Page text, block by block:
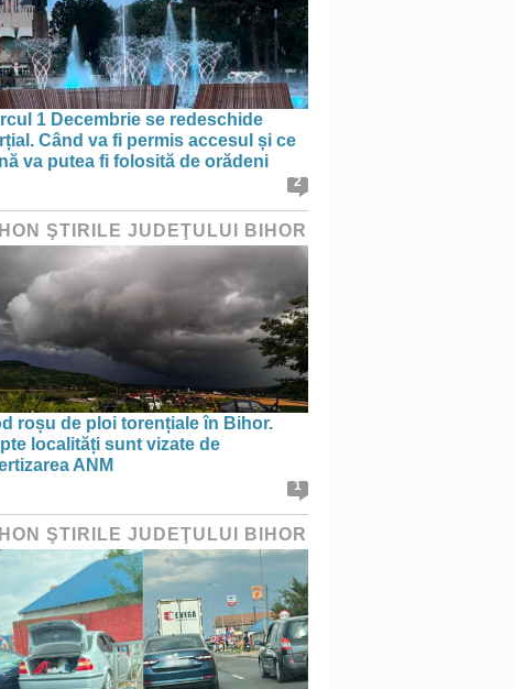
1 Decembrie se redeschide
Când va fi permis accesul și ce
va putea fi folosită de orădeni
2
ŞTIRILE JUDEŢULUI BIHOR
roșu de ploi torențiale în Bihor.
localități sunt vizate de
ANM
1
ŞTIRILE JUDEŢULUI BIHOR